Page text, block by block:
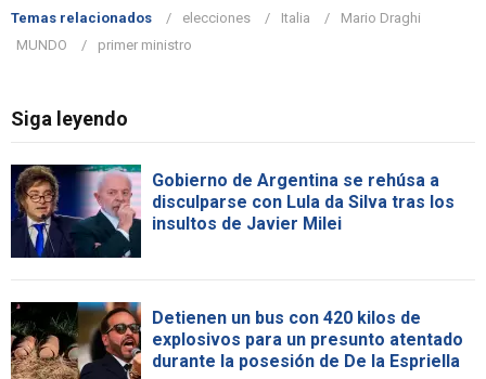
Temas relacionados elecciones Italia
Mario Draghi
MUNDO
primer ministro
Siga leyendo
Gobierno de Argentina se rehúsa a
disculparse con Lula da Silva tras los
insultos de Javier Milei
Detienen un bus con 420 kilos de
explosivos para un presunto atentado
durante la posesión de De la Espriella